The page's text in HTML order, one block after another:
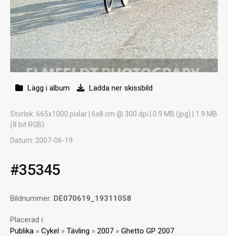
Lägg i album Ladda ner skissbild
Storlek: 665x1000 pixlar | 6x8 cm @ 300 dpi | 0.9 MB (jpg) | 1.9 MB
(8 bit RGB)
Datum: 2007-06-19
#35345
Bildnummer: DE070619_19311058
Placerad i:
Publika » Cykel » Tävling » 2007 » Ghetto GP 2007